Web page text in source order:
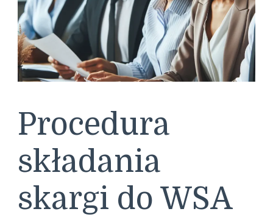
Procedura
składania
skargi do WSA